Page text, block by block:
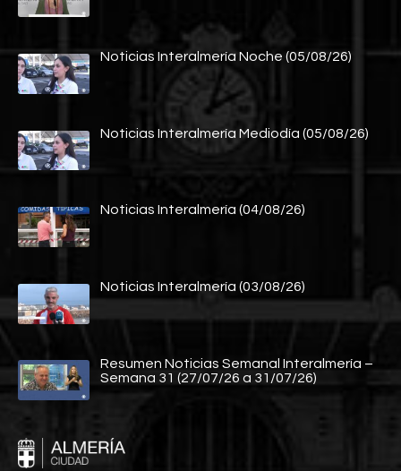
Noticias Interalmería Noche (05/08/26)
Noticias Interalmería Mediodía (05/08/26)
Noticias Interalmería (04/08/26)
Noticias Interalmería (03/08/26)
Resumen Noticias Semanal Interalmería –
Semana 31 (27/07/26 a 31/07/26)